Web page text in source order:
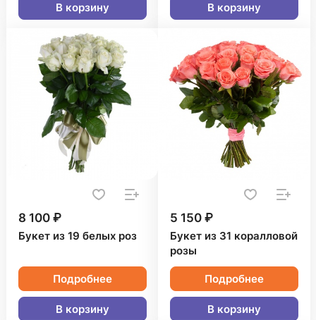
В корзину В корзину
8 100 ₽
Букет из 19 белых роз
Подробнее
В корзину
5 150 ₽
Букет из 31 коралловой
розы
Подробнее
В корзину